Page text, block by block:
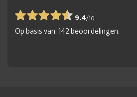
9.4/10
Op basis van:142beoordelingen.